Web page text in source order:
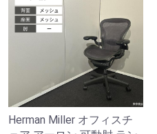
Herman Miller オフィスチ